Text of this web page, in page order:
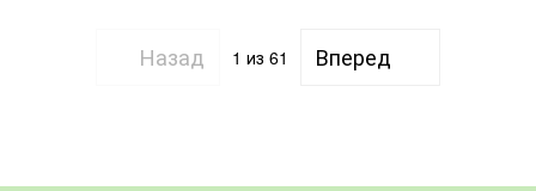
Назад 1 из 61 Вперед